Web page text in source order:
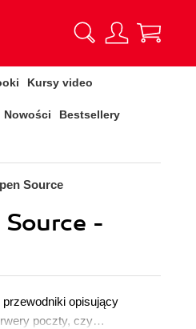
Kursy video
Nowości Bestsellery
Source
Source -
opisujący
poczty, czy